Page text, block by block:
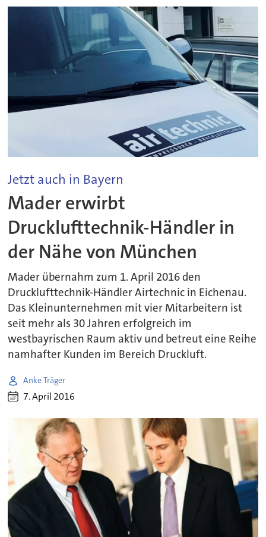
Jetzt auch in Bayern
Mader erwirbt
Drucklufttechnik-Händler in
der Nähe von München
Mader übernahm zum 1. April 2016 den
Drucklufttechnik-Händler Airtechnic in Eichenau.
Das Kleinunternehmen mit vier Mitarbeitern ist
seit mehr als 30 Jahren erfolgreich im
westbayrischen Raum aktiv und betreut eine Reihe
namhafter Kunden im Bereich Druckluft.
Anke Träger
7. April 2016